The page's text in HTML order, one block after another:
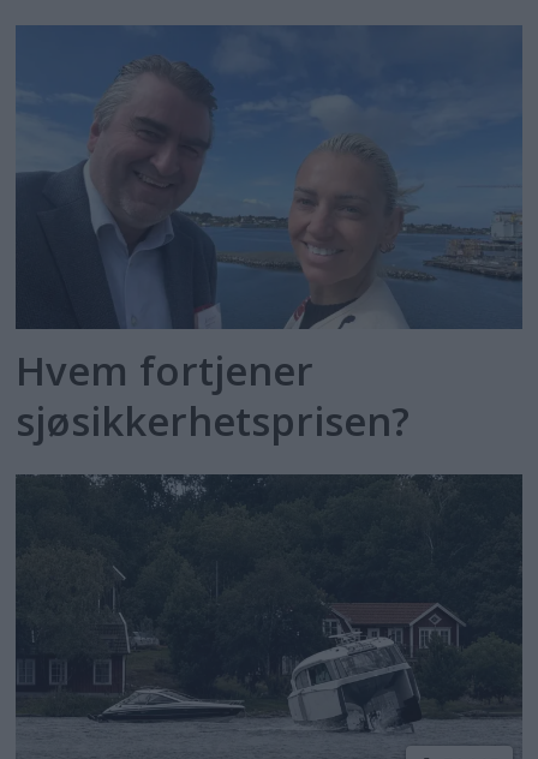
Hvem fortjener
sjøsikkerhetsprisen?